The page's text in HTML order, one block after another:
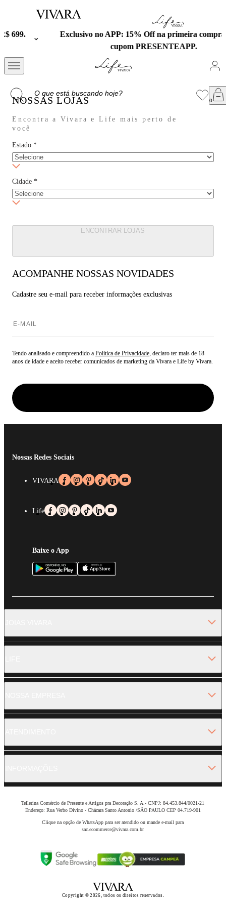
Exclusivo no APP: 15% Off na primeira compra com o
cupom PRESENTEAPP.
NOSSAS LOJAS
Encontra a Vivara e Life mais perto de
você
Estado *
Cidade *
ENCONTRAR LOJAS
ACOMPANHE NOSSAS NOVIDADES
Cadastre seu e-mail para receber informações exclusivas
Tendo analisado e compreendido a Politica de Privacidade, declaro ter mais de 18
anos de idade e aceito receber comunicados de marketing da Vivara e Life by Vivara.
Nossas Redes Sociais
VIVARA
Life
Baixe o App
Tellerina Comércio de Presente e Artigos pra Decoração S. A.- CNPJ: 84.453.844/0021-21
Endereço: Rua Verbo Divino - Chácara Santo Antonio /SÃO PAULO CEP 04.719-901
Clique na opção de WhatsApp para ser atendido ou mande e-mail para
sac.ecommerce@vivara.com.br
Copyright © 2026, todos os direitos reservados.